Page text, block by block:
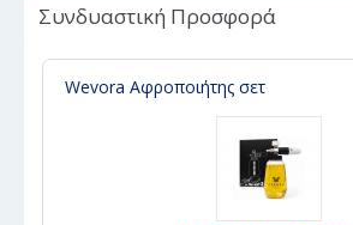
Συνδυαστική Προσφορά
Wevora Αφροποιήτης σετ